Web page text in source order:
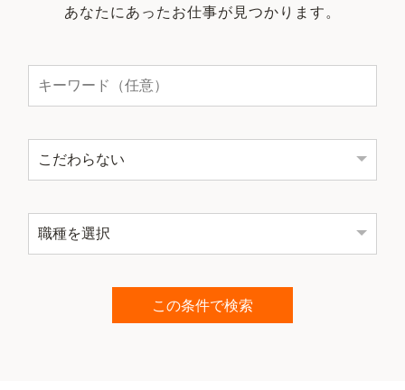
あなたにあったお仕事が見つかります。